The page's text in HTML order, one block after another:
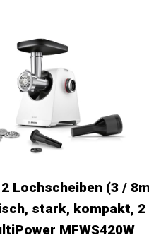
Lochscheiben (3 /
stark, kompakt,
MFWS420W